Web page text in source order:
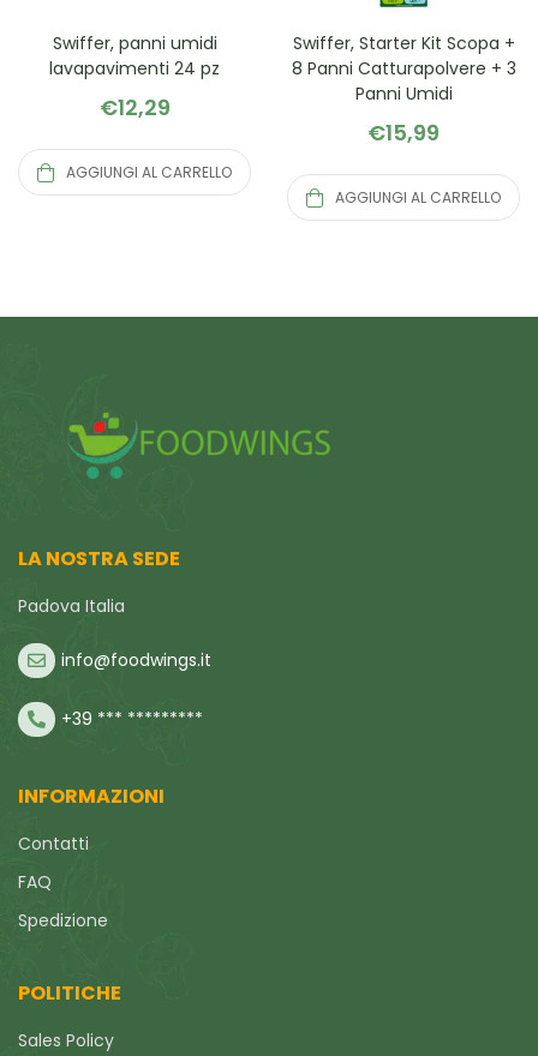
Swiffer, panni umidi
lavapavimenti 24 pz
€12,29
AGGIUNGI AL CARRELLO
Swiffer, Starter Kit Scopa +
8 Panni Catturapolvere + 3
Panni Umidi
€15,99
AGGIUNGI AL CARRELLO
LA NOSTRA SEDE
Padova Italia
info@foodwings.it
+39 *** *********
INFORMAZIONI
Contatti
FAQ
Spedizione
POLITICHE
Sales Policy